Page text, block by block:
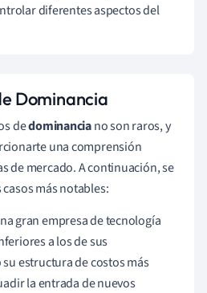
diferentes aspectos del
Dominancia
dedominanciano son raros, y
una comprensión
de mercado. A continuación, se
más notables:
gran empresa de tecnología
a los de sus
estructura de costos más
la entrada de nuevos